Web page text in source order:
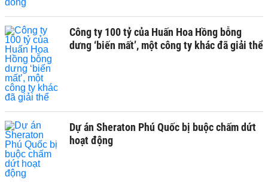
Công ty 100 tỷ của Huấn Hoa Hồng bỗng
dưng ‘biến mất’, một công ty khác đã giải thể
Dự án Sheraton Phú Quốc bị buộc chấm dứt
hoạt động